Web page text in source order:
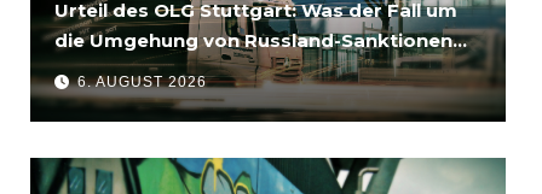
Urteil des OLG Stuttgart: Was der Fall um
die Umgehung von Russland-Sanktionen
für Unternehmen bedeutet
6. AUGUST 2026